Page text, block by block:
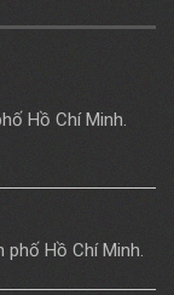
Hồ Chí Minh.
phố Hồ Chí Minh.